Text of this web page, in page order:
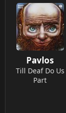
Pavlos
Till Deaf Do Us
Part